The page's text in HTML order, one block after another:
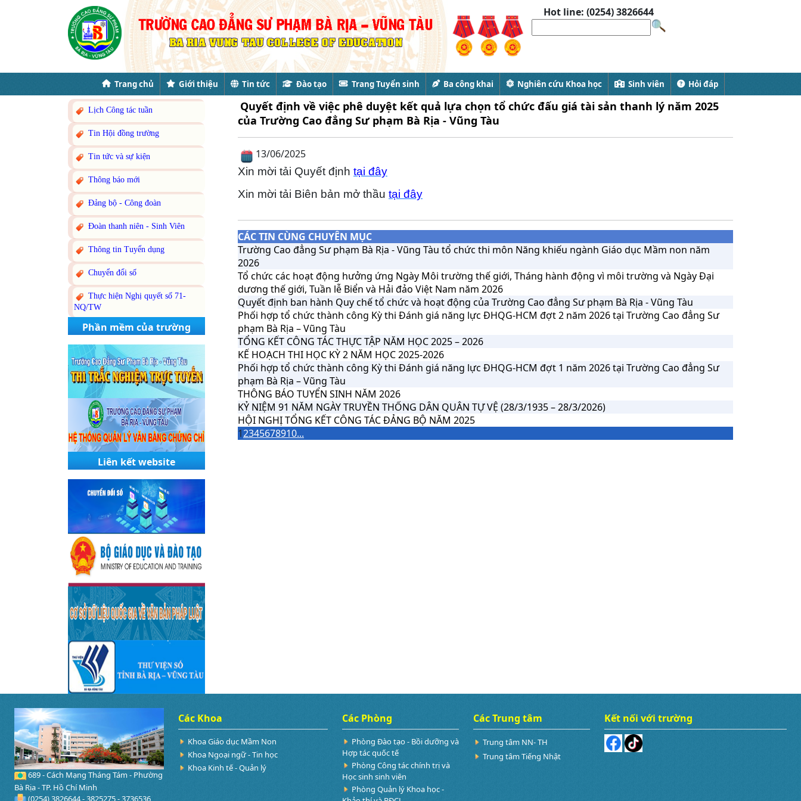
Hot line: (0254) 3826644
Trang chủ Giới thiệu Tin tức Đào tạo Trang Tuyển sinh Ba công khai Nghiên cứu Khoa học Sinh viên Hỏi đáp
Lịch Công tác tuần
Tin Hội đồng trường
Tin tức và sự kiện
Thông báo mới
Đảng bộ - Công đoàn
Đoàn thanh niên - Sinh Viên
Thông tin Tuyển dụng
Chuyển đổi số
Thực hiện Nghị quyết số 71-
NQ/TW
Phần mềm của trường
Liên kết website
Quyết định về việc phê duyệt kết quả lựa chọn tổ chức đấu giá tài sản thanh lý năm 2025
của Trường Cao đẳng Sư phạm Bà Rịa - Vũng Tàu
13/06/2025
Xin mời tải Quyết định tại đây
Xin mời tải Biên bản mở thầu tại đây
CÁC TIN CÙNG CHUYÊN MỤC
Trường Cao đẳng Sư phạm Bà Rịa - Vũng Tàu tổ chức thi môn Năng khiếu ngành Giáo dục Mầm non năm
2026
Tổ chức các hoạt động hưởng ứng Ngày Môi trường thế giới, Tháng hành động vì môi trường và Ngày Đại
dương thế giới, Tuần lễ Biển và Hải đảo Việt Nam năm 2026
Quyết định ban hành Quy chế tổ chức và hoạt động của Trường Cao đẳng Sư phạm Bà Rịa - Vũng Tàu
Phối hợp tổ chức thành công Kỳ thi Đánh giá năng lực ĐHQG-HCM đợt 2 năm 2026 tại Trường Cao đẳng Sư
phạm Bà Rịa – Vũng Tàu
TỔNG KẾT CÔNG TÁC THỰC TẬP NĂM HỌC 2025 – 2026
KẾ HOẠCH THI HỌC KỲ 2 NĂM HỌC 2025-2026
Phối hợp tổ chức thành công Kỳ thi Đánh giá năng lực ĐHQG-HCM đợt 1 năm 2026 tại Trường Cao đẳng Sư
phạm Bà Rịa – Vũng Tàu
THÔNG BÁO TUYỂN SINH NĂM 2026
KỶ NIỆM 91 NĂM NGÀY TRUYỀN THỐNG DÂN QUÂN TỰ VỆ (28/3/1935 – 28/3/2026)
HỘI NGHỊ TỔNG KẾT CÔNG TÁC ĐẢNG BỘ NĂM 2025
12345678910...
689 - Cách Mạng Tháng Tám - Phường
Bà Rịa - TP. Hồ Chí Minh
(0254) 3826644 - 3825275 - 3736536
Các Khoa
Khoa Giáo dục Mầm Non
Khoa Ngoại ngữ - Tin học
Khoa Kinh tế - Quản lý
Các Phòng
Phòng Đào tạo - Bồi dưỡng và
Hợp tác quốc tế
Phòng Công tác chính trị và
Học sinh sinh viên
Phòng Quản lý Khoa học -
Các Trung tâm
Trung tâm NN- TH
Trung tâm Tiếng Nhật
Kết nối với trường